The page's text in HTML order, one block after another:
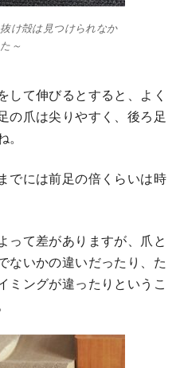
け殻は見つけられなか
～
して伸びるとすると、よく
の爪は尖りやすく、後ろ足
でには前足の倍くらいは時
って差がありますが、爪と
ないかの違いだったり、た
ミングが違ったりというこ